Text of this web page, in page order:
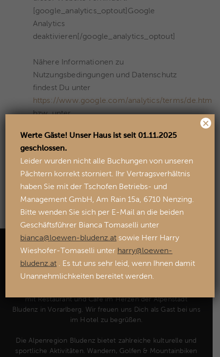
[google_analytics_optout]Google
Analytics
deaktivieren[/google_analytics_optout]
Nähere Informationen zu
Nutzungsbedingungen und Datenschutz
findest Du unter
https://www.google.com/analytics/terms/de.html
bzw. unter
Quelle teilweise:
https://www.datenschutzbeauftragter-
info.de
das TSCHOFEN
mit Restaurant und Café im Herzen der Alpenstadt
Bludenz in Vorarlberg. Wir freuen uns Dich als Gast bei uns
im Hotel zu begrüßen.
Die Alpenregion Bludenz bietet zahlreiche kulturelle und
sportliche Aktivitäten. Wandern, Golfen & Mountainbiken
Werte Gäste! Unser Haus ist seit 01.11.2025
geschlossen.
Leider wurden nicht alle Buchungen von unseren
Pächtern korrekt storniert. Ihr Vertragsverhältnis
haben Sie mit der Tschofen Betriebs- und
Management GmbH, Am Rain 15a, 6710 Nenzing.
Bitte wenden Sie sich per E-Mail an die beiden
Geschäftsführer Bianca Tomaselli unter
bianca@loewen-bludenz.at sowie Herr Harry
Wieshofer-Tomaselli unter harry@loewen-
bludenz.at . Es tut uns sehr leid, wenn Ihnen damit
Unannehmlichkeiten bereitet werden.
×